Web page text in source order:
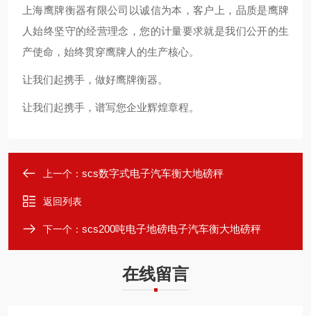
上海鹰牌衡器有限公司以诚信为本 ， 客户上 ， 品质是鹰牌
人始终坚守的经营理念 ，您的计量要求就是我们公开的生
产使命 ， 始终贯穿鹰牌人的生产核心。
让我们起携手 ， 做好鹰牌衡器。
让我们起携手 ， 谱写您企业辉煌章程。
上一个： scs数字式电子汽车衡大地磅秤
返回列表
下一个： scs200吨电子地磅电子汽车衡大地磅秤
在线留言